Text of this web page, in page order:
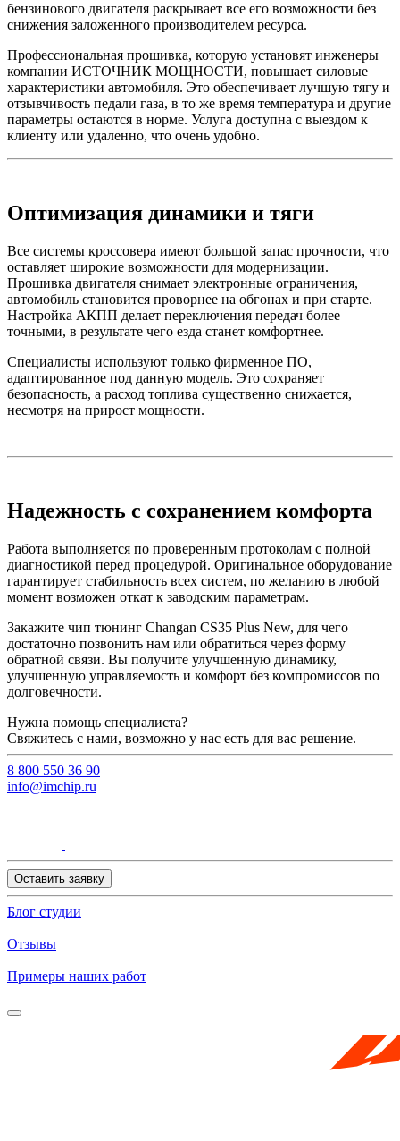
бензинового двигателя раскрывает все его возможности без
снижения заложенного производителем ресурса.
Профессиональная прошивка, которую установят инженеры
компании ИСТОЧНИК МОЩНОСТИ, повышает силовые
характеристики автомобиля. Это обеспечивает лучшую тягу и
отзывчивость педали газа, в то же время температура и другие
параметры остаются в норме. Услуга доступна с выездом к
клиенту или удаленно, что очень удобно.
Оптимизация динамики и тяги
Все системы кроссовера имеют большой запас прочности, что
оставляет широкие возможности для модернизации.
Прошивка двигателя снимает электронные ограничения,
автомобиль становится проворнее на обгонах и при старте.
Настройка АКПП делает переключения передач более
точными, в результате чего езда станет комфортнее.
Специалисты используют только фирменное ПО,
адаптированное под данную модель. Это сохраняет
безопасность, а расход топлива существенно снижается,
несмотря на прирост мощности.
Надежность с сохранением комфорта
Работа выполняется по проверенным протоколам с полной
диагностикой перед процедурой. Оригинальное оборудование
гарантирует стабильность всех систем, по желанию в любой
момент возможен откат к заводским параметрам.
Закажите чип тюнинг Changan CS35 Plus New, для чего
достаточно позвонить нам или обратиться через форму
обратной связи. Вы получите улучшенную динамику,
улучшенную управляемость и комфорт без компромиссов по
долговечности.
Нужна помощь специалиста?
Свяжитесь с нами, возможно у нас есть для вас решение.
8 800 550 36 90
info@imchip.ru
Оставить заявку
Блог студии
Отзывы
Примеры наших работ